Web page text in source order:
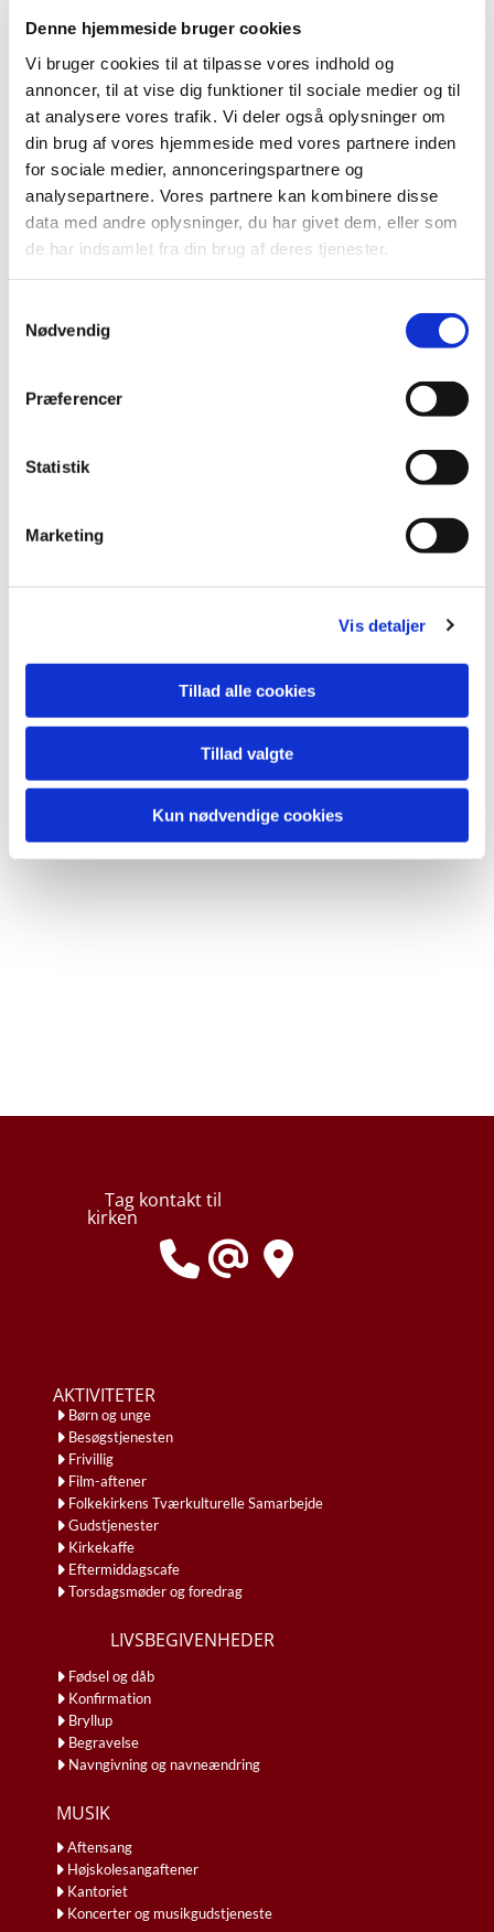
Denne hjemmeside bruger cookies
Vi bruger cookies til at tilpasse vores indhold og
annoncer, til at vise dig funktioner til sociale medier og til
at analysere vores trafik. Vi deler også oplysninger om
din brug af vores hjemmeside med vores partnere inden
for sociale medier, annonceringspartnere og
analysepartnere. Vores partnere kan kombinere disse
data med andre oplysninger, du har givet dem, eller som
de har indsamlet fra din brug af deres tjenester.
Nødvendig
Præferencer
Statistik
Marketing
Vis detaljer
Tillad alle cookies
Tillad valgte
Kun nødvendige cookies
Du vil måske også
Tag kontakt til
kirken
AKTIVITETER
Børn og unge
Besøgstjenesten
Frivillig
Film-aftener
Folkekirkens Tværkulturelle Samarbejde
Gudstjenester
Kirkekaffe
Eftermiddagscafe
Torsdagsmøder og foredrag
LIVSBEGIVENHEDER
Fødsel og dåb
Konfirmation
Bryllup
Begravelse
Navngivning og navneændring
MUSIK
Aftensang
Højskolesangaftener
Kantoriet
Koncerter og musikgudstjeneste